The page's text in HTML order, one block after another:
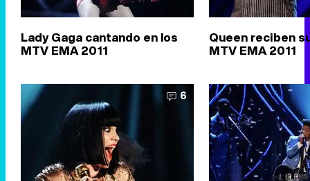
Lady Gaga cantando en los
MTV EMA 2011
Queen reciben
MTV EMA 2011
6